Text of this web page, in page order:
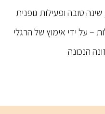
טובה ופעילות גופנית
– על ידי אימוץ של הרגלי
הנכונה